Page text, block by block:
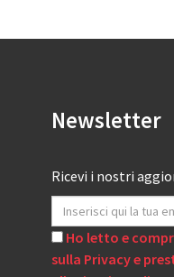
Newsletter
Ricevi i nostri
Ho letto e
sulla Privacy e